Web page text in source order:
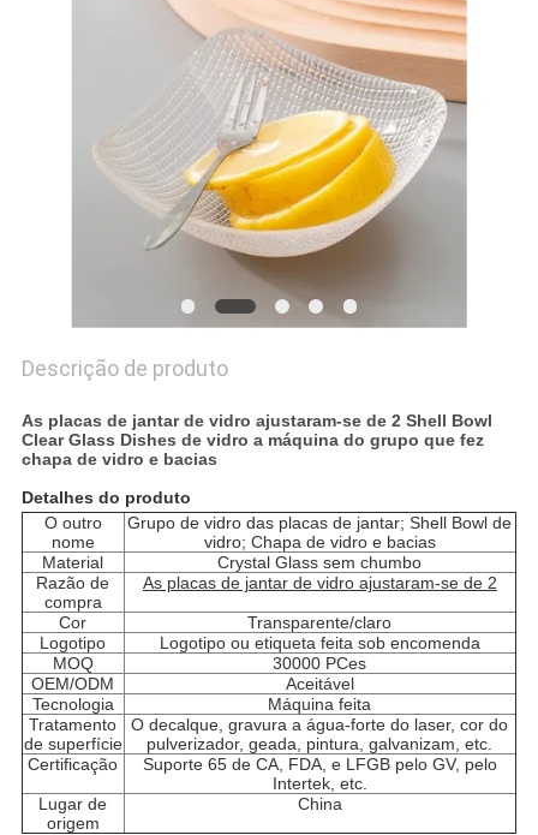
Descrição de produto
As placas de jantar de vidro ajustaram-se de 2 Shell Bowl
Clear Glass Dishes de vidro a máquina do grupo que fez
chapa de vidro e bacias
Detalhes do produto
O outro
nome
Grupo de vidro das placas de jantar; Shell Bowl de
vidro; Chapa de vidro e bacias
Material
Crystal Glass sem chumbo
Razão de
compra
As placas de jantar de vidro ajustaram-se de 2
Cor
Transparente/claro
Logotipo
Logotipo ou etiqueta feita sob encomenda
MOQ
30000 PCes
OEM/ODM
Aceitável
Tecnologia
Máquina feita
Tratamento
de superfície
O decalque, gravura a água-forte do laser, cor do
pulverizador, geada, pintura, galvanizam, etc.
Certificação
Suporte 65 de CA, FDA, e LFGB pelo GV, pelo
Intertek, etc.
Lugar de
origem
China